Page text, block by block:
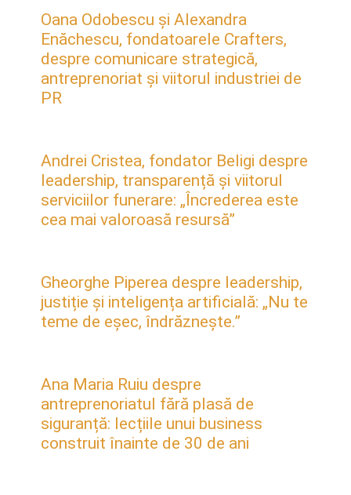
Oana Odobescu și Alexandra
Enăchescu, fondatoarele Crafters,
despre comunicare strategică,
antreprenoriat și viitorul industriei de
PR
Andrei Cristea, fondator Beligi despre
leadership, transparență și viitorul
serviciilor funerare: „Încrederea este
cea mai valoroasă resursă”
Gheorghe Piperea despre leadership,
justiție și inteligența artificială: „Nu te
teme de eșec, îndrăznește.”
Ana Maria Ruiu despre
antreprenoriatul fără plasă de
siguranță: lecțiile unui business
construit înainte de 30 de ani